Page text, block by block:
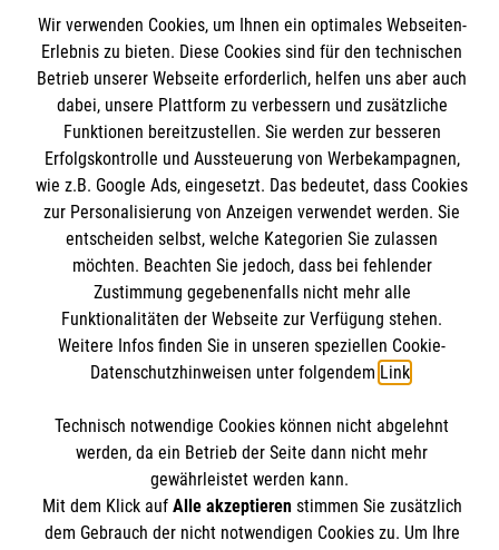
Unsere Kurse
Mitarbeiten
Wir Malteser
Informationen
Kontakt
Nachhaltigkeit
Transparenz
Prävention
Compliance
Impressum
Datenschutz
Malteser online
Malteserorden
Malteser Jugend
Malteser International
Mediathek
Spendenkonto
Empfänger: Malteser Neckar-Alb
BIC: BFSWDE33XXX (Bank für Sozialwirtschaft)
Soziale Netzwerke
Der Malteser Hilfsdienst e.V. ist als eingetragene
Wir verwenden Cookies, um Ihnen ein optimales Webseiten-
Erlebnis zu bieten. Diese Cookies sind für den technischen
Betrieb unserer Webseite erforderlich, helfen uns aber auch
dabei, unsere Plattform zu verbessern und zusätzliche
Funktionen bereitzustellen. Sie werden zur besseren
Erfolgskontrolle und Aussteuerung von Werbekampagnen,
wie z.B. Google Ads, eingesetzt. Das bedeutet, dass Cookies
zur Personalisierung von Anzeigen verwendet werden. Sie
entscheiden selbst, welche Kategorien Sie zulassen
möchten. Beachten Sie jedoch, dass bei fehlender
Zustimmung gegebenenfalls nicht mehr alle
Funktionalitäten der Webseite zur Verfügung stehen.
Weitere Infos finden Sie in unseren speziellen Cookie-
Datenschutzhinweisen unter folgendem Link.
Technisch notwendige Cookies können nicht abgelehnt
werden, da ein Betrieb der Seite dann nicht mehr
gewährleistet werden kann.
Mit dem Klick auf Alle akzeptierenstimmen Sie zusätzlich
dem Gebrauch der nicht notwendigen Cookies zu. Um Ihre